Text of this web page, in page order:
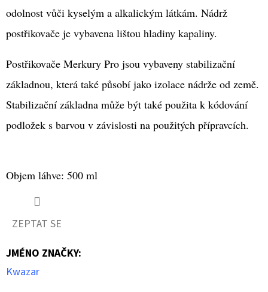
odolnost vůči kyselým a alkalickým látkám. Nádrž
postřikovače je vybavena lištou hladiny kapaliny.
Postřikovače Merkury Pro jsou vybaveny stabilizační
základnou, která také působí jako izolace nádrže od země.
Stabilizační základna může být také použita k kódování
podložek s barvou v závislosti na použitých přípravcích.
Objem láhve: 500 ml
ZEPTAT SE
JMÉNO ZNAČKY:
Kwazar